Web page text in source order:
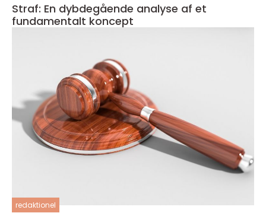
Straf: En dybdegående analyse af et
fundamentalt koncept
redaktionel